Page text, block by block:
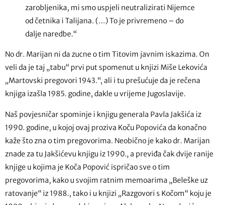
zarobljenika, mi smo uspjeli neutralizirati Nijemce
od četnika i Talijana. (…) To je privremeno – do
dalje naredbe.“
No dr. Marijan ni da zucne o tim Titovim javnim iskazima. On
veli da je taj „tabu“ prvi put spomenut u knjizi Miše Lekovića
„Martovski pregovori 1943.“, ali i tu prešućuje da je rečena
knjiga izašla 1985. godine, dakle u vrijeme Jugoslavije.
Naš povjesničar spominje i knjigu generala Pavla Jakšića iz
1990. godine, u kojoj ovaj proziva Koču Popovića da konačno
kaže što zna o tim pregovorima. Neobično je kako dr. Marijan
znade za tu Jakšićevu knjigu iz 1990., a previđa čak dvije ranije
knjige u kojima je Koča Popović ispričao sve o tim
pregovorima, kako u svojim ratnim memoarima „Beleške uz
ratovanje“ iz 1988., tako i u knjizi „Razgovori s Kočom“ koju je